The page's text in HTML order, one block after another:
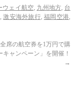
ウェイ航空, 九州地方, 台
,激安海外旅行, 福岡空港,
席の航空券を1万円で購
ャンペーン」を開催！
→